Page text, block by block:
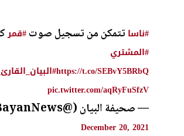
#ناسا تتمكن من تسجيل صوت#قمر
#المشتري
https://t.co/SEBvY5BRbQ
pic.twitter.com/aqRyFuSfzV
— صحيفة البيان (@AlBayanNews)
December 20, 2021